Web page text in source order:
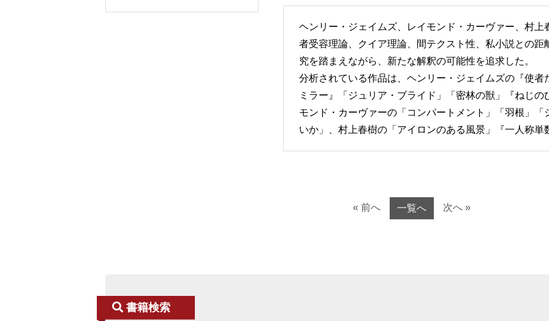
ヘンリー・ジェイムズ、レイモンド・カーヴァー、村
者受容理論、クイア理論、間テクスト性、私小説との
究を踏まえながら、新たな解釈の可能性を追求した。
分析されている作品は、ヘンリー・ジェイムズの『使者
ミラー』「ジュリア・ブライド」「密林の獣」『ねじ
モンド・カーヴァーの「コンパートメント」「羽根」
いか」、村上春樹の「アイロンのある風景」『一人称単
« 前へ 一覧へ 次へ »
書籍検索